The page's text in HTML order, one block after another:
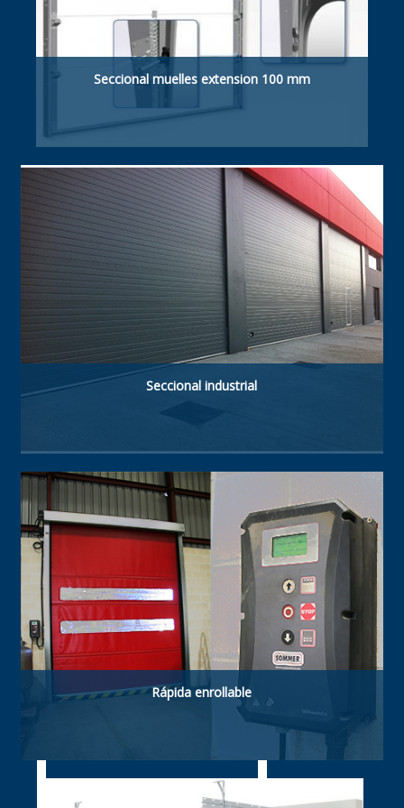
Seccional muelles extension 100 mm
Dintel mínimo necesario: 100 mm para puertas
manuales y motorizadas.
Seccional industrial
Construida con paneles rellenos de poliuretano
proporcionando aislamiento, gran resistencia,
aislamiento térmico y estanqueidad.
Rápida enrollable
Las puertas rápidas enrollables aceleran el
tráfico entre dos áreas, reducen las pérdidas